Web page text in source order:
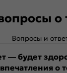
о
Вопросы и
— будет
о